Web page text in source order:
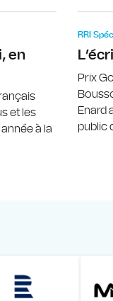
en
et les
à la
RRI
Prix
Enard
public
România –